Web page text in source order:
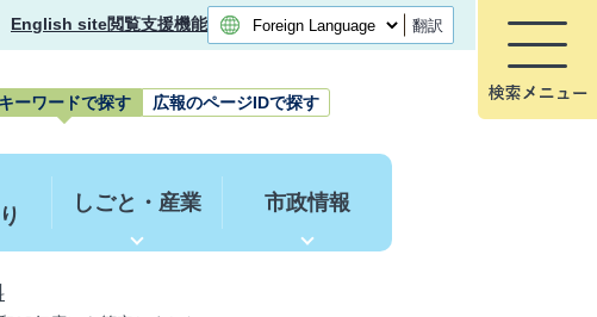
English site閲覧支援機能 翻訳
キーワードで探す 広報のページIDで探す
しごと・産業 市政情報